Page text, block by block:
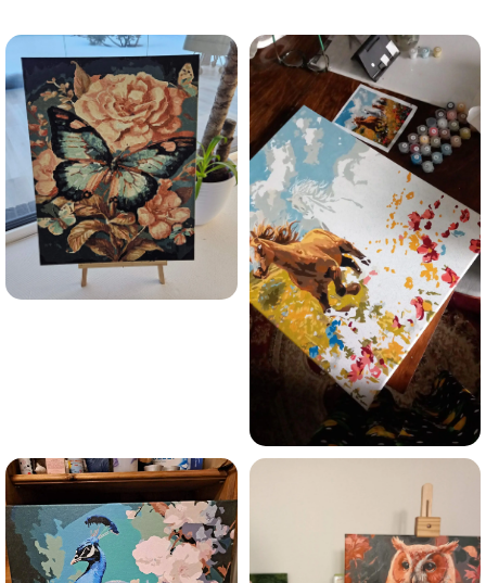
Esmu iepazinies ar GleznoPats.lv privātuma politiku un
piekrītu tai
GleznoPats.lvPrivātuma politika
SAŅEMT -10%